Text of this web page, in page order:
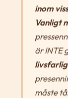
inom
Vanligt
är INTE
måste